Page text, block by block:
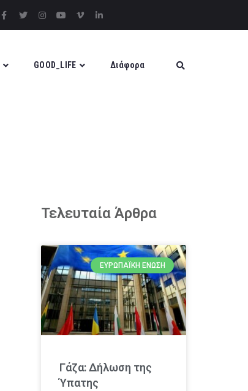
GOOD_LIFE Διάφορα
Τελευταία Άρθρα
ΕΥΡΩΠΑΪΚΉ ΈΝΩΣΗ
Γάζα: Δήλωση της
Ύπατης